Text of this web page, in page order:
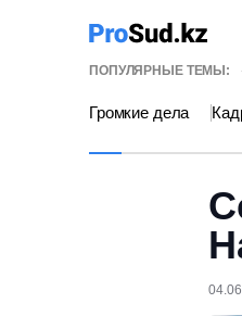
ПОПУЛЯРНЫЕ ТЕМЫ:
Громкие дела